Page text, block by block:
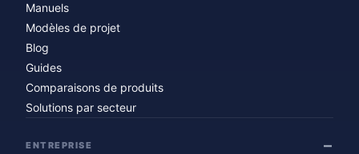
Manuels
Modèles de projet
Blog
Guides
Comparaisons de produits
Solutions par secteur
ENTREPRISE